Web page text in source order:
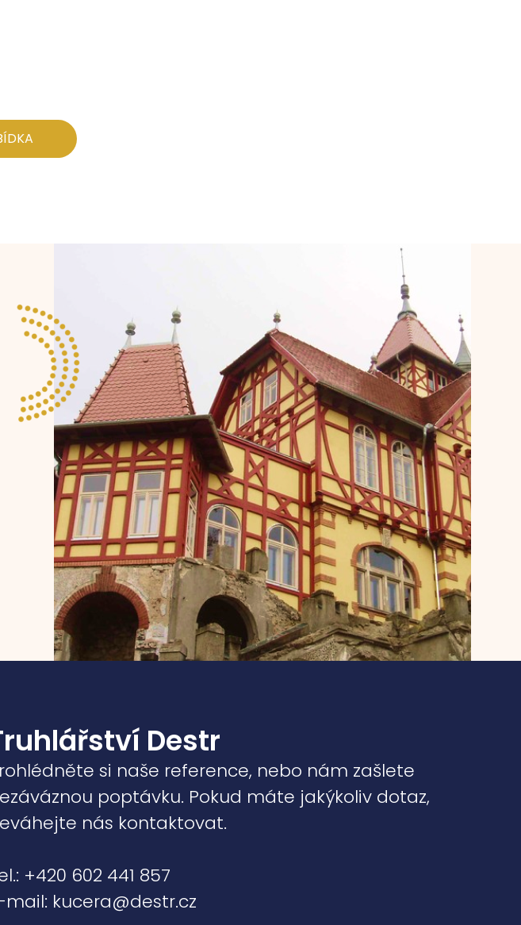
Destr
si naše reference, nebo nám zašlete
poptávku. Pokud máte jakýkoliv dotaz,
nás kontaktovat.
+420 602 441 857
mail: kucera@destr.cz